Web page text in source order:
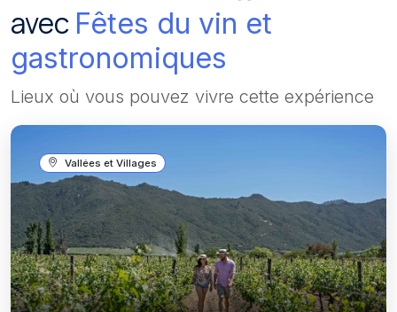
avec Fêtes du vin et
gastronomiques
Lieux où vous pouvez vivre cette expérience
Vallées et Villages